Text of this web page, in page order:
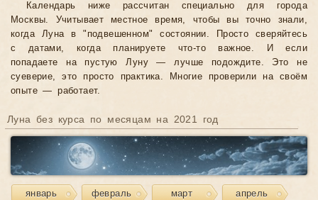
Календарь ниже рассчитан специально для города
Москвы. Учитывает местное время, чтобы вы точно знали,
когда Луна в "подвешенном" состоянии. Просто сверяйтесь
с датами, когда планируете что-то важное. И если
попадаете на пустую Луну — лучше подождите. Это не
суеверие, это просто практика. Многие проверили на своём
опыте — работает.
Луна без курса по месяцам на 2021 год
январь февраль март апрель